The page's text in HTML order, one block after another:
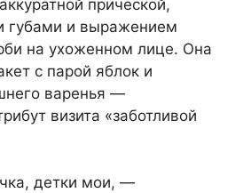
причёской,
губами и выражением
на ухоженном лице. Она
с парой яблок и
варенья —
визита «заботливой
детки мои, —